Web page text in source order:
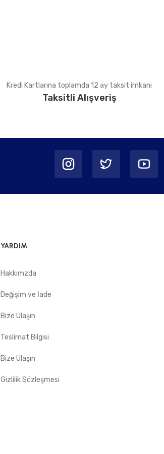
Kredi Kartlarına toplamda 12 ay taksit imkanı
Taksitli Alışveriş
YARDIM
Hakkımzda
Değişim ve İade
Bize Ulaşın
Teslimat Bilgisi
Bize Ulaşın
Gizlilik Sözleşmesi